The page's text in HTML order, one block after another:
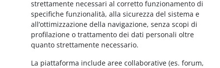
strettamente necessari al corretto funzionamento di
specifiche funzionalità, alla sicurezza del sistema e
all’ottimizzazione della navigazione, senza scopi di
profilazione o trattamento dei dati personali oltre
quanto strettamente necessario.
La piattaforma include aree collaborative (es. forum,